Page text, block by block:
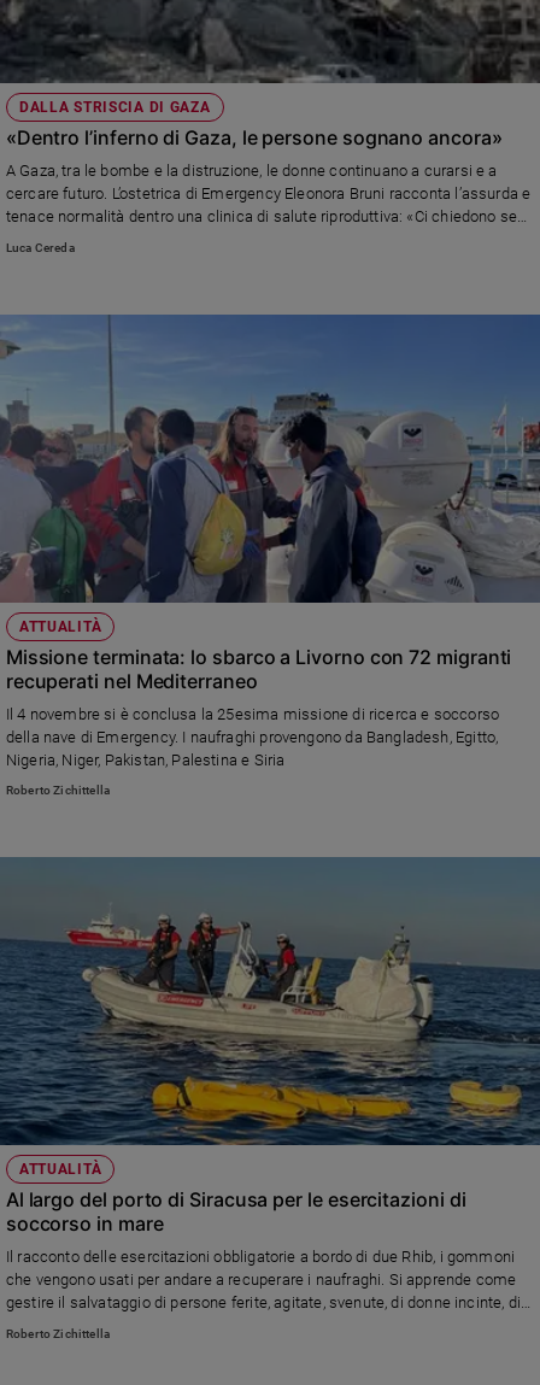
Famiglia
ed
educazione
e
giovani
Vai
Riflessioni
Foto
Video
Podcast
siamo
Contatti
Pubblicità
Registrati
Redazione
Social
DALLA STRISCIA DI GAZA
«Dentro l’inferno di Gaza, le persone sognano ancora»
A Gaza, tra le bombe e la distruzione, le donne continuano a curarsi e a
cercare futuro. L’ostetrica di Emergency Eleonora Bruni racconta l’assurda e
tenace normalità dentro una clinica di salute riproduttiva: «Ci chiedono se
stanno facendo tutto bene. È un atto di resistenza».
Luca Cereda
ATTUALITÀ
Missione terminata: lo sbarco a Livorno con 72 migranti
recuperati nel Mediterraneo
Il 4 novembre si è conclusa la 25esima missione di ricerca e soccorso
della nave di Emergency. I naufraghi provengono da Bangladesh, Egitto,
Nigeria, Niger, Pakistan, Palestina e Siria
Roberto Zichittella
ATTUALITÀ
Al largo del porto di Siracusa per le esercitazioni di
soccorso in mare
Il racconto delle esercitazioni obbligatorie a bordo di due Rhib, i gommoni
che vengono usati per andare a recuperare i naufraghi. Si apprende come
gestire il salvataggio di persone ferite, agitate, svenute, di donne incinte, di
persone che si sono buttare in acqua per la paura
Roberto Zichittella